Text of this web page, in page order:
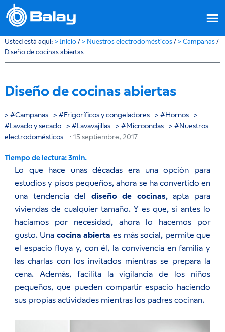
Usted está aquí: > Inicio / > Nuestros electrodomésticos / > Campanas /
Diseño de cocinas abiertas
Diseño de cocinas abiertas
Campanas Frigoríficos y congeladores
Hornos
Lavado y secado
Lavavajillas Microondas
Nuestros
electrodomésticos
· 15 septiembre, 2017
Lo que hace unas décadas era una opción para
estudios y pisos pequeños, ahora se ha convertido en
una tendencia del diseño de cocinas, apta para
viviendas de cualquier tamaño. Y es que, si antes lo
hacíamos por necesidad, ahora lo hacemos por
gusto. Una cocina abiertaes más social, permite que
el espacio fluya y, con él, la convivencia en familia y
las charlas con los invitados mientras se prepara la
cena. Además, facilita la vigilancia de los niños
pequeños, que pueden compartir espacio haciendo
sus propias actividades mientras los padres cocinan.